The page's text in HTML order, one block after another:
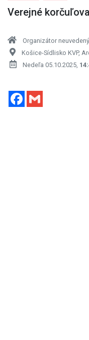
Verejné
Organizátor neuvedený
Košice-Sídlisko KVP,
Nedeľa 05.10.2025,
Facebook